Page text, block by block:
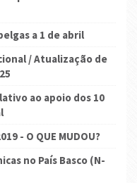
a 1 de abril
/ Atualização de
ao apoio dos 10
- O QUE MUDOU?
no País Basco (N-